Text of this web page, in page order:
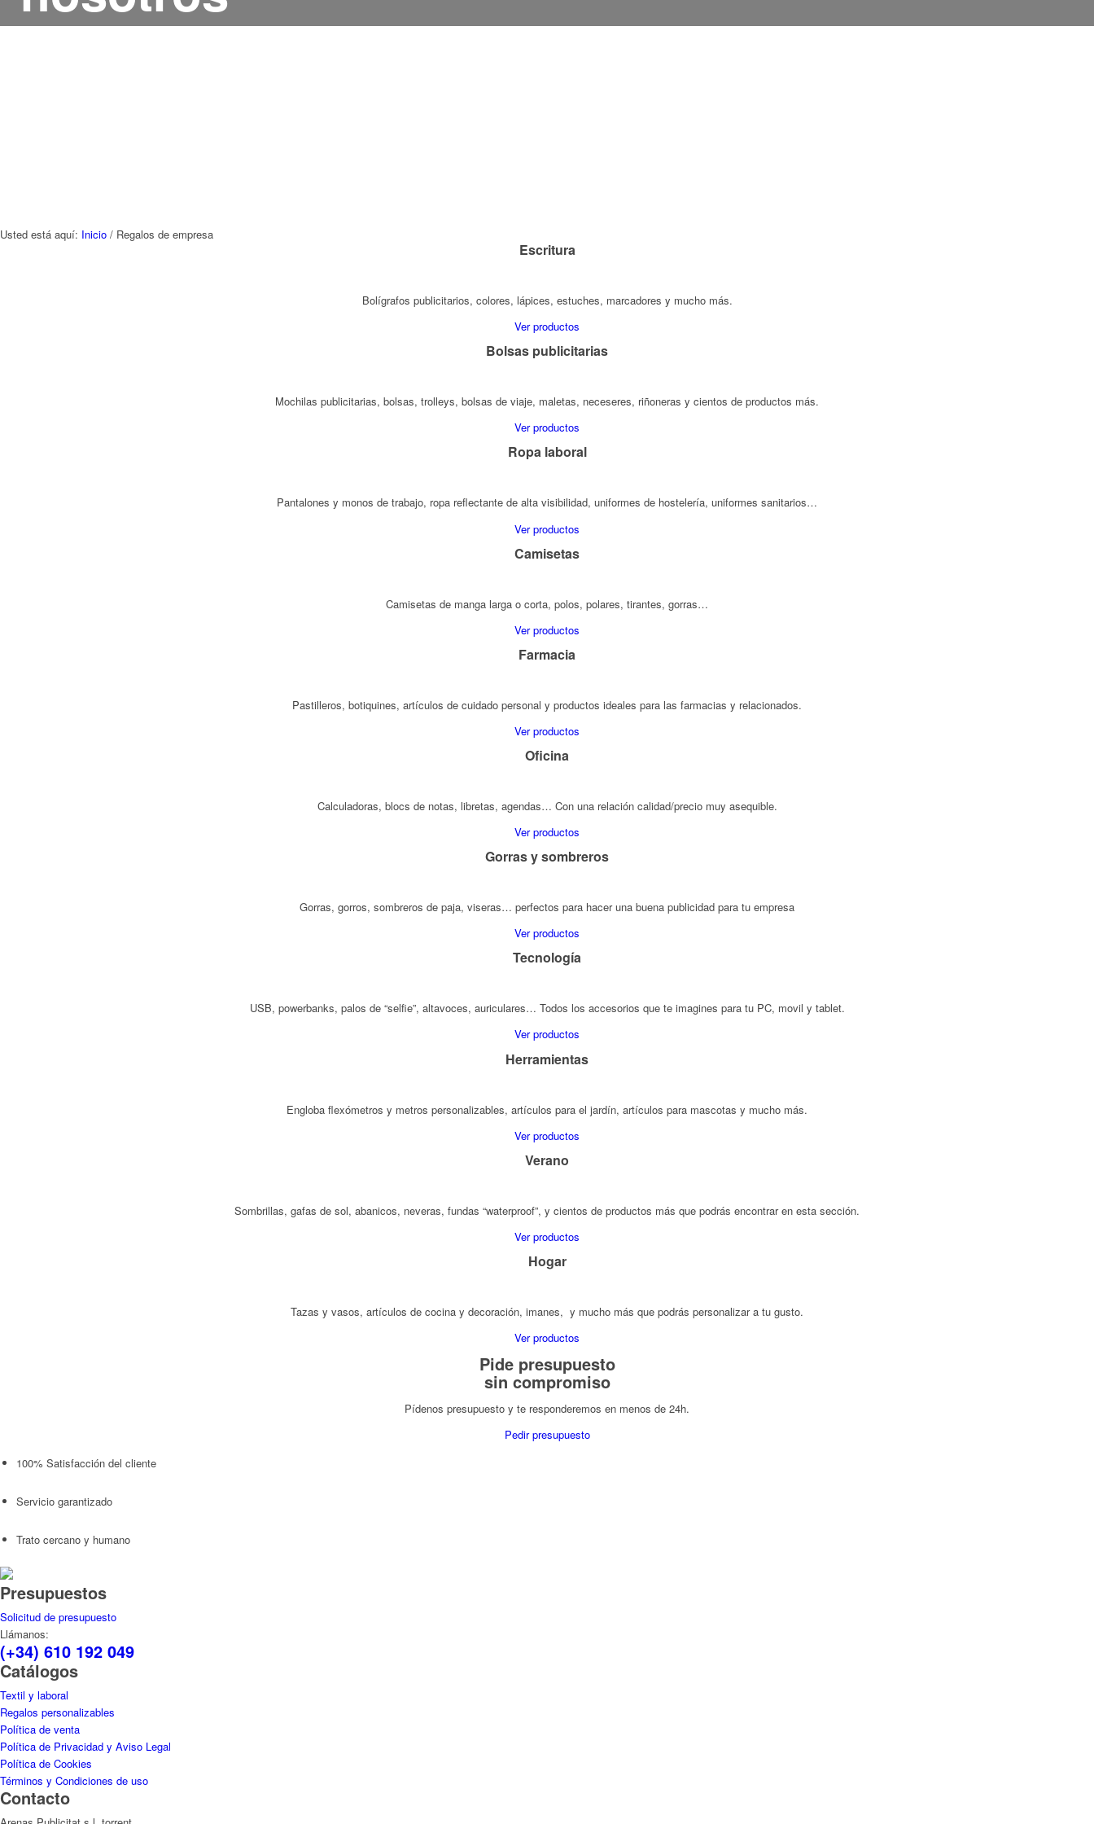
Usted está aquí: Inicio / Regalos de empresa
Escritura
Bolígrafos publicitarios, colores, lápices, estuches, marcadores y mucho más.
Ver productos
Bolsas publicitarias
Mochilas publicitarias, bolsas, trolleys, bolsas de viaje, maletas, neceseres, riñoneras y cientos de productos más.
Ver productos
Ropa laboral
Pantalones y monos de trabajo, ropa reflectante de alta visibilidad, uniformes de hostelería, uniformes sanitarios…
Ver productos
Camisetas
Camisetas de manga larga o corta, polos, polares, tirantes, gorras…
Ver productos
Farmacia
Pastilleros, botiquines, artículos de cuidado personal y productos ideales para las farmacias y relacionados.
Ver productos
Oficina
Calculadoras, blocs de notas, libretas, agendas… Con una relación calidad/precio muy asequible.
Ver productos
Gorras y sombreros
Gorras, gorros, sombreros de paja, viseras… perfectos para hacer una buena publicidad para tu empresa
Ver productos
Tecnología
USB, powerbanks, palos de “selfie”, altavoces, auriculares… Todos los accesorios que te imagines para tu PC, movil y tablet.
Ver productos
Herramientas
Engloba flexómetros y metros personalizables, artículos para el jardín, artículos para mascotas y mucho más.
Ver productos
Verano
Sombrillas, gafas de sol, abanicos, neveras, fundas “waterproof”, y cientos de productos más que podrás encontrar en esta sección.
Ver productos
Hogar
Tazas y vasos, artículos de cocina y decoración, imanes, y mucho más que podrás personalizar a tu gusto.
Ver productos
Pide presupuesto
sin compromiso
Pídenos presupuesto y te responderemos en menos de 24h.
Pedir presupuesto
100% Satisfacción del cliente
Servicio garantizado
Trato cercano y humano
Presupuestos
Solicitud de presupuesto
Llámanos:
(+34) 610 192 049
Catálogos
Textil y laboral
Regalos personalizables
Política de venta
Política de Privacidad y Aviso Legal
Política de Cookies
Términos y Condiciones de uso
Contacto